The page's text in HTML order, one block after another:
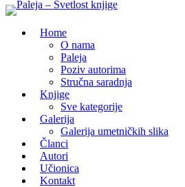
Home
O nama
Paleja
Poziv autorima
Stručna saradnja
Knjige
Sve kategorije
Galerija
Galerija umetničkih slika
Članci
Autori
Učionica
Kontakt